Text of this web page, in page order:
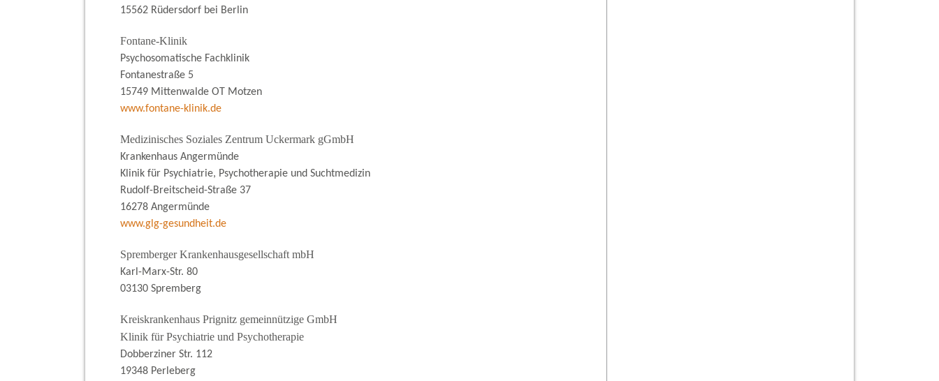
15562 Rüdersdorf bei Berlin
Fontane-Klinik
Psychosomatische Fachklinik
Fontanestraße 5
15749 Mittenwalde OT Motzen
www.fontane-klinik.de
Medizinisches Soziales Zentrum Uckermark gGmbH
Krankenhaus Angermünde
Klinik für Psychiatrie, Psychotherapie und Suchtmedizin
Rudolf-Breitscheid-Straße 37
16278 Angermünde
www.glg-gesundheit.de
Spremberger Krankenhausgesellschaft mbH
Karl-Marx-Str. 80
03130 Spremberg
Kreiskrankenhaus Prignitz gemeinnützige GmbH
Klinik für Psychiatrie und Psychotherapie
Dobberziner Str. 112
19348 Perleberg